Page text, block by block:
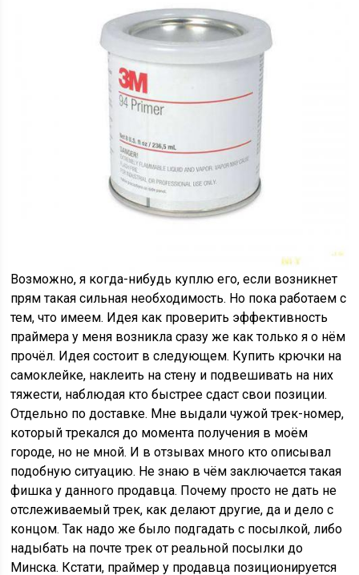
Возможно, я когда-нибудь куплю его, если возникнет
прям такая сильная необходимость. Но пока работаем с
тем, что имеем. Идея как проверить эффективность
праймера у меня возникла сразу же как только я о нём
прочёл. Идея состоит в следующем. Купить крючки на
самоклейке, наклеить на стену и подвешивать на них
тяжести, наблюдая кто быстрее сдаст свои позиции.
Отдельно по доставке. Мне выдали чужой трек-номер,
который трекался до момента получения в моём
городе, но не мной. И в отзывах много кто описывал
подобную ситуацию. Не знаю в чём заключается такая
фишка у данного продавца. Почему просто не дать не
отслеживаемый трек, как делают другие, да и дело с
концом. Так надо же было подгадать с посылкой, либо
надыбать на почте трек от реальной посылки до
Минска. Кстати, праймер у продавца позиционируется